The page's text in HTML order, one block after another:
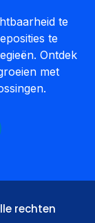
te
te
Ontdek
met
rechten